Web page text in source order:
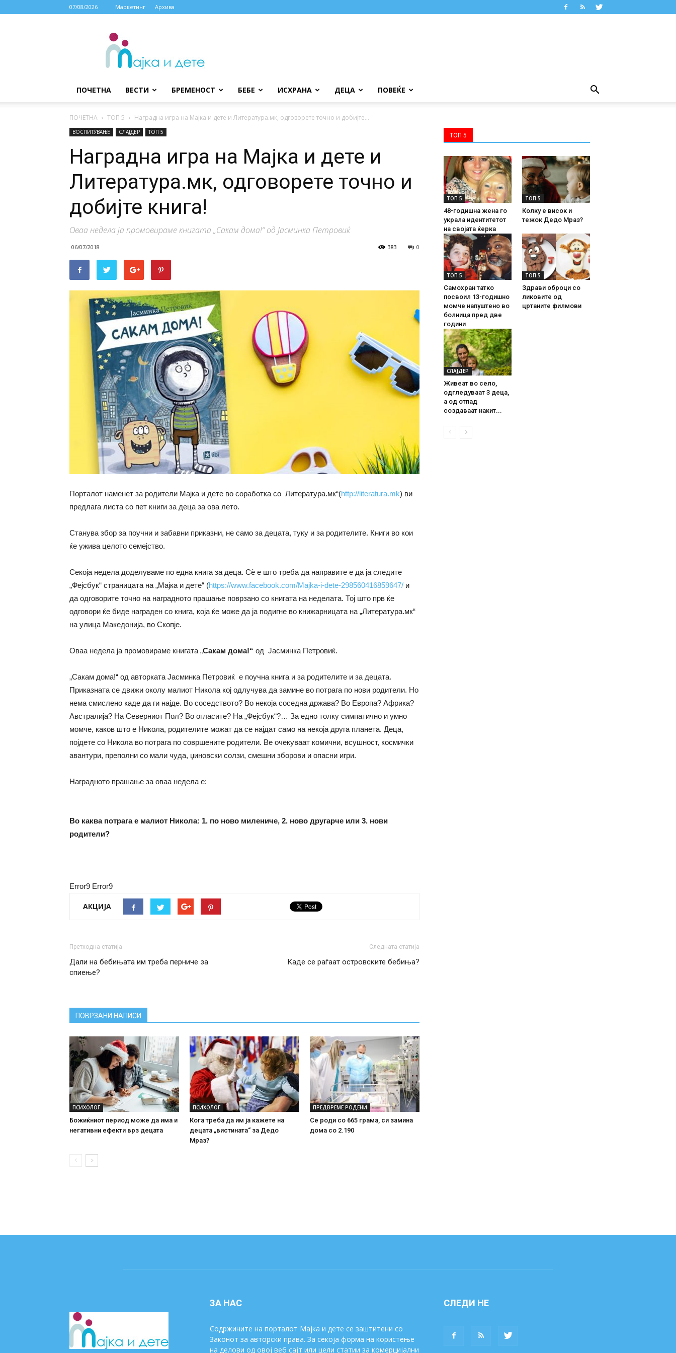
07/08/2026 Маркетинг Архива
МАЈКА
ДЕТЕ
ПОЧЕТНА ВЕСТИ БРЕМЕНОСТ БЕБЕ ИСХРАНА ДЕЦА ПОВЕЌЕ
ПОЧЕТНА ТОП 5 Наградна игра на Мајка и дете и Литература.мк, одговорете точно и добијте...
ВОСПИТУВАЊЕ СЛАЈДЕР ТОП 5
Наградна игра на Мајка и дете и
Литература.мк, одговорете точно и
добијте книга!
Оваа недела ја промовираме книгата „Сакам дома!“ од Јасминка Петровиќ
06/07/2018 0
383
Порталот наменет за родители Мајка и дете во соработка со Литература.мк“(http://literatura.mk) ви
предлага листа со пет книги за деца за ова лето.
Станува збор за поучни и забавни приказни, не само за децата, туку и за родителите. Книги во кои
ќе ужива целото семејство.
Секоја недела доделуваме по една книга за деца. Сѐ е што треба да направите е да ја следите
„Фејсбук“ страницата на „Мајка и дете“ (https://www.facebook.com/Majka-i-dete-298560416859647/ и
да одговорите точно на наградното прашање поврзано со книгата на неделата. Тој што прв ќе
одговори ќе биде награден со книга, која ќе може да ја подигне во книжарницата на „Литература.мк“
на улица Македонија, во Скопје.
Оваа недела ја промовираме книгата „Сакам дома!“ од Јасминка Петровиќ.
„Сакам дома!“ од авторката Јасминка Петровиќ е поучна книга и за родителите и за децата.
Приказната се движи околу малиот Никола кој одлучува да замине во потрага по нови родители. Но
нема смислено каде да ги најде. Во соседството? Во некоја соседна држава? Во Европа? Африка?
Австралија? На Северниот Пол? Во огласите? На „Фејсбук“?… За едно толку симпатично и умно
момче, каков што е Никола, родителите можат да се најдат само на некоја друга планета. Деца,
појдете со Никола во потрага по совршените родители. Ве очекуваат комични, всушност, космички
авантури, преполни со мали чуда, џиновски солзи, смешни зборови и опасни игри.
Наградното прашање за оваа недела е:
Во каква потрага е малиот Никола: 1. по ново милениче, 2. ново другарче или 3. нови
родители?
Error9 Error9
АКЦИЈА
Претходна статија
Дали на бебињата им треба перниче за
спиење?
Следната статија
Каде се раѓаат островските бебиња?
ПОВРЗАНИ НАПИСИ
ПСИХОЛОГ
Божиќниот период може да има и
негативни ефекти врз децата
ПСИХОЛОГ
Кога треба да им ја кажете на
децата „вистината“ за Дедо
Мраз?
ПРЕДВРЕМЕ РОДЕНИ
Се роди со 665 грама, си замина
дома со 2.190
ТОП 5
ТОП 5
48-годишна жена го
украла идентитетот
на својата ќерка
ТОП 5
Колку е висок и
тежок Дедо Мраз?
ТОП 5
Самохран татко
посвоил 13-годишно
момче напуштено во
болница пред две
години
ТОП 5
Здрави оброци со
ликовите од
цртаните филмови
СЛАЈДЕР
Живеат во село,
одгледуваат 3 деца,
а од отпад
создаваат накит...
ЗА НАС
Содржините на порталот Мајка и дете се заштитени со
Законот за авторски права. За секоја форма на користење
на делови од овој веб сајт или цели статии за комерцијални
СЛЕДИ НЕ